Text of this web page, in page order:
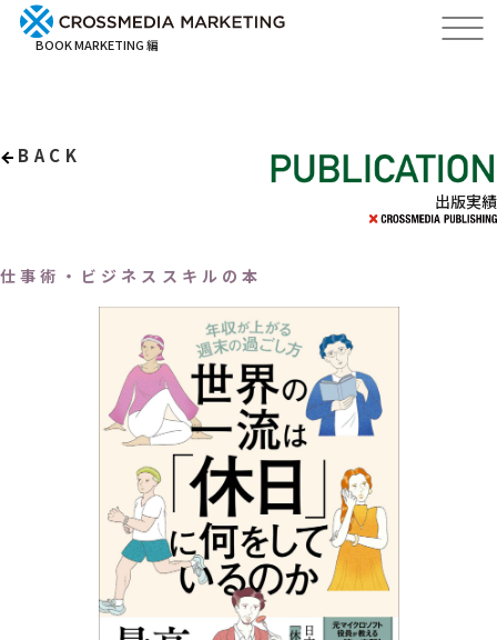
BOOK MARKETING 編
BACK
出版実績
仕事術・ビジネススキルの本